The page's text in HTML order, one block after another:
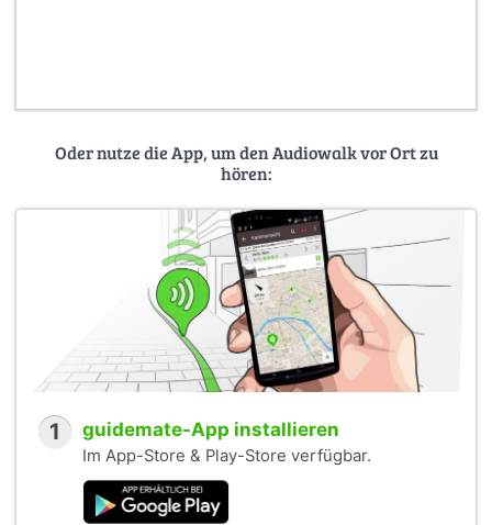
Oder nutze die App, um den Audiowalk vor Ort zu
hören:
1 guidemate-App installieren
Im App-Store & Play-Store verfügbar.